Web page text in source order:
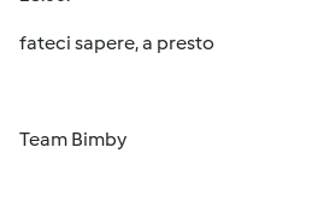
fateci sapere, a presto
Team Bimby